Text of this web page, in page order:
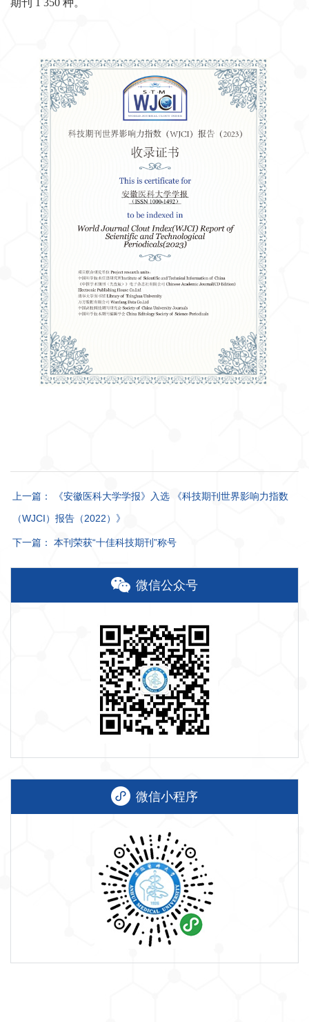
期刊 1 350 种。
上一篇： 《安徽医科大学学报》入选 《科技期刊世界影响力指数
（WJCI）报告（2022）》
下一篇： 本刊荣获“十佳科技期刊”称号
微信公众号
微信小程序